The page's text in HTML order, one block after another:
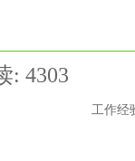
: 4303
工作经